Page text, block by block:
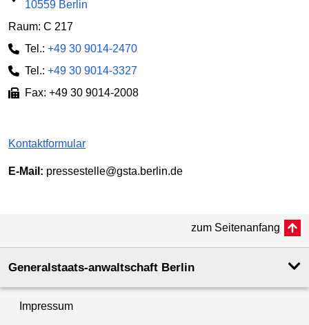
10559 Berlin
Raum: C 217
Tel.: +49 30 9014-2470
Tel.: +49 30 9014-3327
Fax: +49 30 9014-2008
Kontaktformular
E-Mail: pressestelle@gsta.berlin.de
zum Seitenanfang
Generalstaats-anwaltschaft Berlin
Impressum